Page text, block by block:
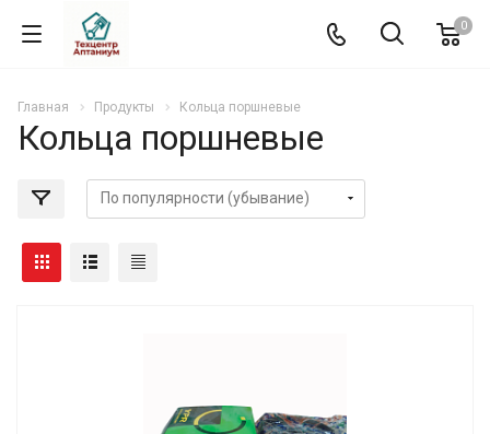
0
Главная Продукты Кольца поршневые
Кольца поршневые